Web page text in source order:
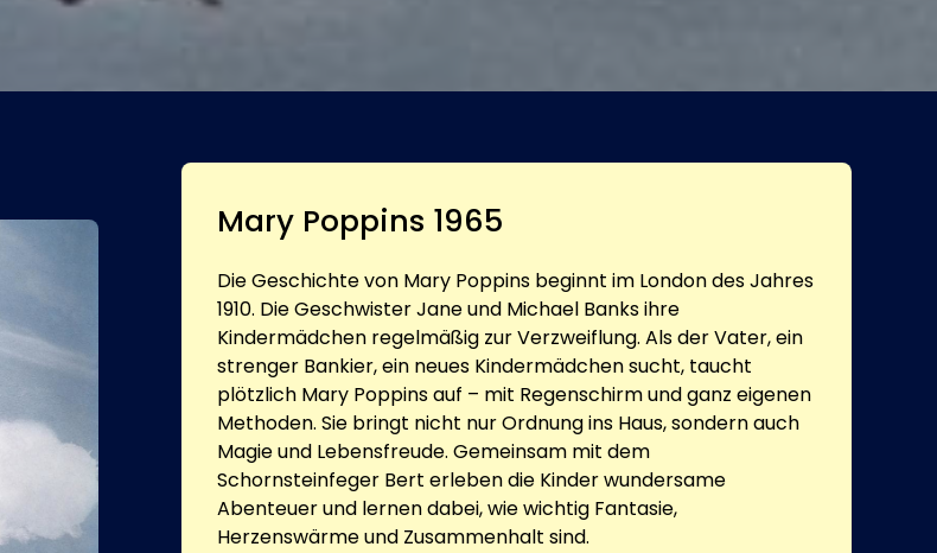
Mary Poppins 1965
Die Geschichte von Mary Poppins beginnt im London des Jahres
1910. Die Geschwister Jane und Michael Banks ihre
Kindermädchen regelmäßig zur Verzweiflung. Als der Vater, ein
strenger Bankier, ein neues Kindermädchen sucht, taucht
plötzlich Mary Poppins auf – mit Regenschirm und ganz eigenen
Methoden. Sie bringt nicht nur Ordnung ins Haus, sondern auch
Magie und Lebensfreude. Gemeinsam mit dem
Schornsteinfeger Bert erleben die Kinder wundersame
Abenteuer und lernen dabei, wie wichtig Fantasie,
Herzenswärme und Zusammenhalt sind.